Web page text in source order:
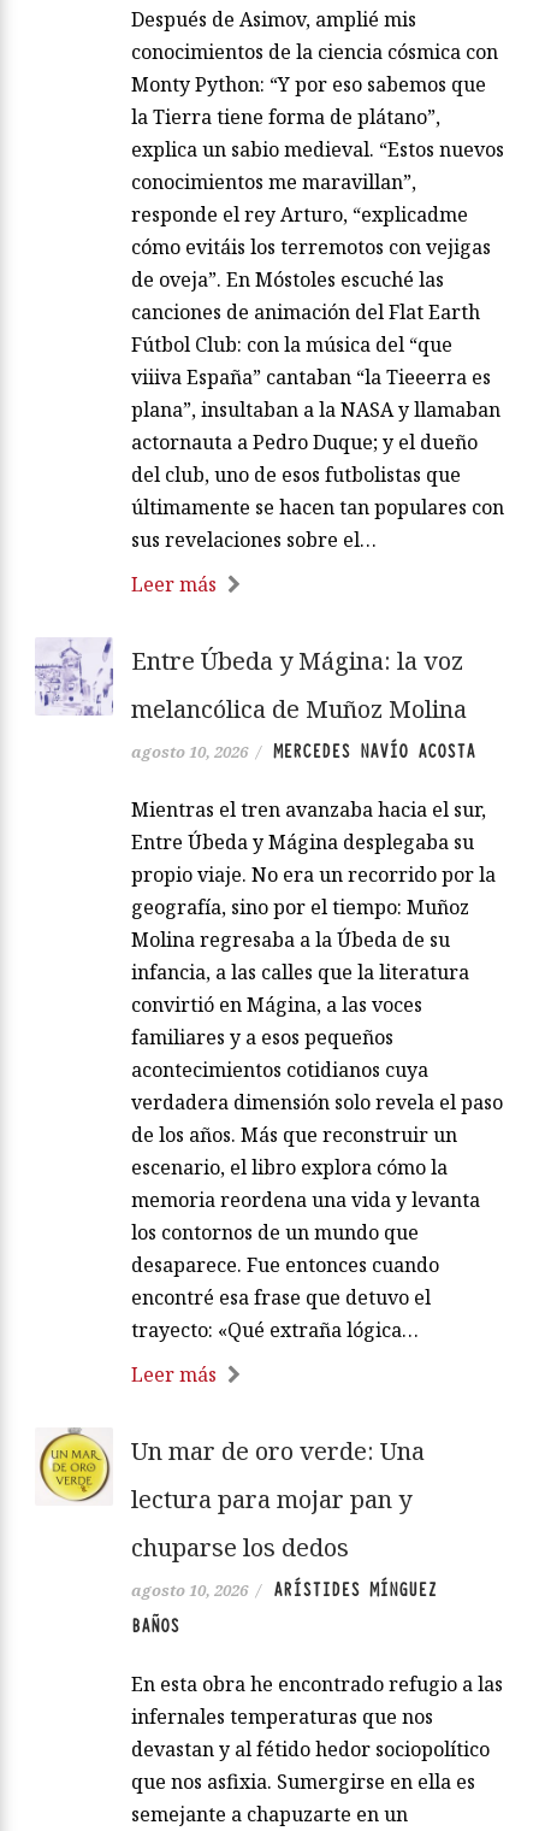
Después de Asimov, amplié mis
conocimientos de la ciencia cósmica con
Monty Python: “Y por eso sabemos que
la Tierra tiene forma de plátano”,
explica un sabio medieval. “Estos nuevos
conocimientos me maravillan”,
responde el rey Arturo, “explicadme
cómo evitáis los terremotos con vejigas
de oveja”. En Móstoles escuché las
canciones de animación del Flat Earth
Fútbol Club: con la música del “que
viiiva España” cantaban “la Tieeerra es
plana”, insultaban a la NASA y llamaban
actornauta a Pedro Duque; y el dueño
del club, uno de esos futbolistas que
últimamente se hacen tan populares con
sus revelaciones sobre el…
Leer más
Entre Úbeda y Mágina: la voz
melancólica de Muñoz Molina
agosto 10, 2026 / MERCEDES NAVÍO ACOSTA
Mientras el tren avanzaba hacia el sur,
Entre Úbeda y Mágina desplegaba su
propio viaje. No era un recorrido por la
geografía, sino por el tiempo: Muñoz
Molina regresaba a la Úbeda de su
infancia, a las calles que la literatura
convirtió en Mágina, a las voces
familiares y a esos pequeños
acontecimientos cotidianos cuya
verdadera dimensión solo revela el paso
de los años. Más que reconstruir un
escenario, el libro explora cómo la
memoria reordena una vida y levanta
los contornos de un mundo que
desaparece. Fue entonces cuando
encontré esa frase que detuvo el
trayecto: «Qué extraña lógica…
Leer más
Un mar de oro verde: Una
lectura para mojar pan y
chuparse los dedos
agosto 10, 2026 /
ARÍSTIDES MÍNGUEZ
BAÑOS
En esta obra he encontrado refugio a las
infernales temperaturas que nos
devastan y al fétido hedor sociopolítico
que nos asfixia. Sumergirse en ella es
semejante a chapuzarte en un